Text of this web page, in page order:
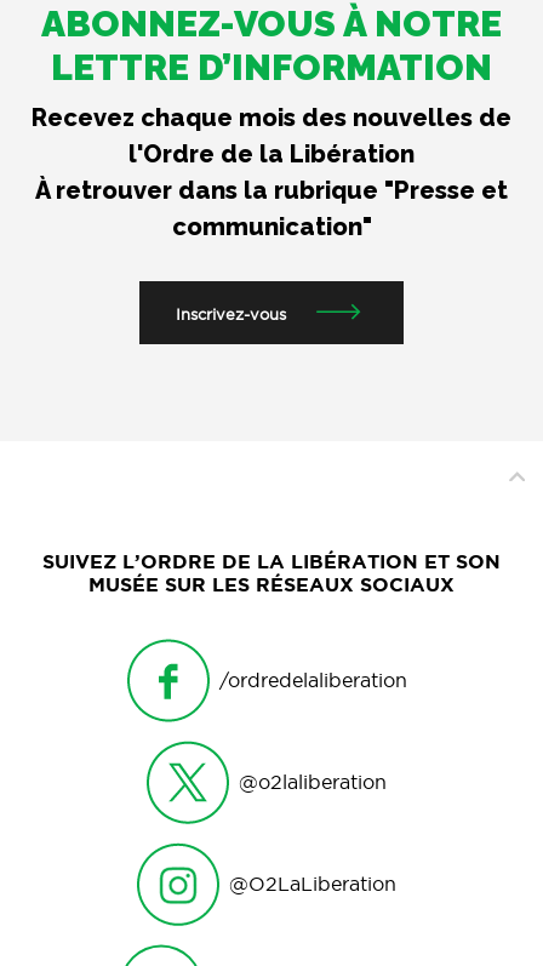
ABONNEZ-VOUS À NOTRE
LETTRE D’INFORMATION
Recevez chaque mois des nouvelles de
l'Ordre de la Libération
À retrouver dans la rubrique "Presse et
communication"
Inscrivez-vous
SUIVEZ L’ORDRE DE LA LIBÉRATION ET SON
MUSÉE SUR LES RÉSEAUX SOCIAUX
/ordredelaliberation
@o2laliberation
@O2LaLiberation